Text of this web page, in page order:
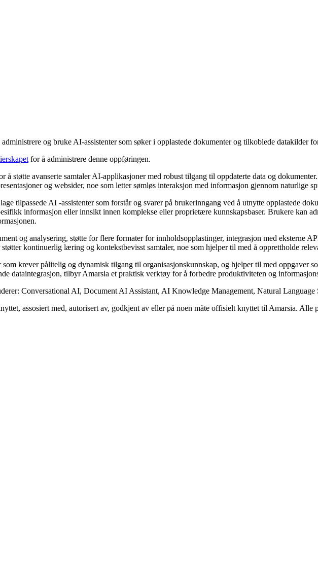
og bruke AI-assistenter som søker i opplastede dokumenter og tilkoblede datakilder
for å administrere denne oppføringen.
å støtte avanserte samtaler AI-applikasjoner med robust tilgang til oppdaterte data og
og websider, noe som letter sømløs interaksjon med informasjon gjennom naturlige
tilpassede AI -assistenter som forstår og svarer på brukerinngang ved å utnytte opplastede
informasjon eller innsikt innen komplekse eller proprietære kunnskapsbaser. Brukere kan
og analysering, støtte for flere formater for innholdsopplastinger, integrasjon med eksterne
kontinuerlig læring og kontekstbevisst samtaler, noe som hjelper til med å opprettholde
krever pålitelig og dynamisk tilgang til organisasjonskunnskap, og hjelper til med oppgaver
dataintegrasjon, tilbyr Amarsia et praktisk verktøy for å forbedre produktiviteten og
Conversational AI, Document AI Assistant, AI Knowledge Management, Natural
assosiert med, autorisert av, godkjent av eller på noen måte offisielt knyttet til Amarsia.